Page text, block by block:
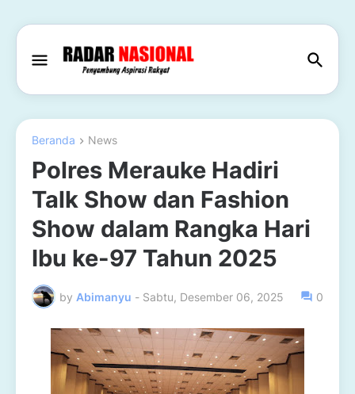
Beranda News
Polres Merauke Hadiri
Talk Show dan Fashion
Show dalam Rangka Hari
Ibu ke-97 Tahun 2025
by Abimanyu - Sabtu, Desember 06, 2025 0